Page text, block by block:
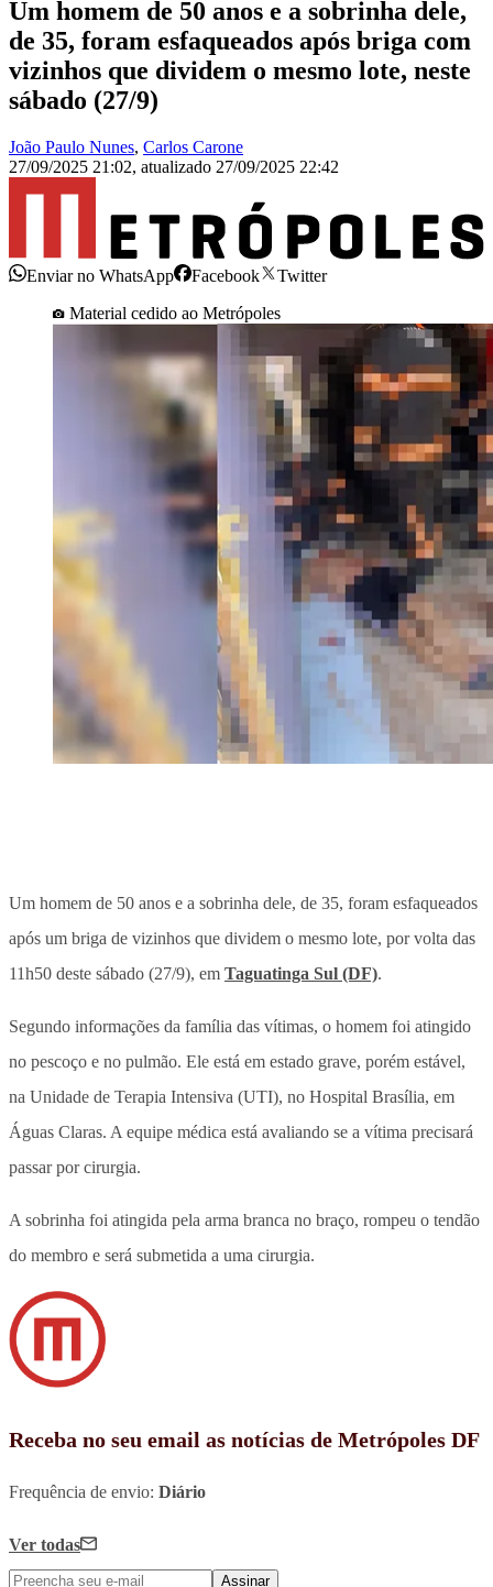
Um homem de 50 anos e a sobrinha dele,
de 35, foram esfaqueados após briga com
vizinhos que dividem o mesmo lote, neste
sábado (27/9)
João Paulo Nunes, Carlos Carone
27/09/2025 21:02, atualizado 27/09/2025 22:42
Enviar no WhatsApp Facebook
Twitter
Material cedido ao Metrópoles
Um homem de 50 anos e a sobrinha dele, de 35, foram esfaqueados
após um briga de vizinhos que dividem o mesmo lote, por volta das
11h50 deste sábado (27/9), em Taguatinga Sul (DF).
Segundo informações da família das vítimas, o homem foi atingido
no pescoço e no pulmão. Ele está em estado grave, porém estável,
na Unidade de Terapia Intensiva (UTI), no Hospital Brasília, em
Águas Claras. A equipe médica está avaliando se a vítima precisará
passar por cirurgia.
A sobrinha foi atingida pela arma branca no braço, rompeu o tendão
do membro e será submetida a uma cirurgia.
Receba no seu email as notícias de Metrópoles DF
Frequência de envio: Diário
Ver todas
Assinar